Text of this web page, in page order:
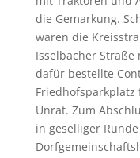
die Gemarkung.
waren die
Isselbacher Straße
dafür bestellte
Unrat. Zum
in geselliger